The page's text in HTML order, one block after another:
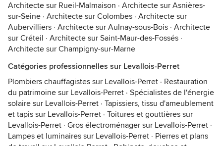
Architecte sur Rueil-Malmaison · Architecte sur Asnières-
sur-Seine · Architecte sur Colombes · Architecte sur
Aubervilliers · Architecte sur Aulnay-sous-Bois · Architecte
sur Créteil · Architecte sur Saint-Maur-des-Fossés ·
Architecte sur Champigny-sur-Marne
Catégories professionnelles sur Levallois-Perret
Plombiers chauffagistes sur Levallois-Perret · Restauration
du patrimoine sur Levallois-Perret · Spécialistes de l'énergie
solaire sur Levallois-Perret · Tapissiers, tissu d'ameublement
et tapis sur Levallois-Perret · Toitures et gouttières sur
Levallois-Perret · Gros électroménager sur Levallois-Perret ·
Lampes et luminaires sur Levallois-Perret · Pierres et plans